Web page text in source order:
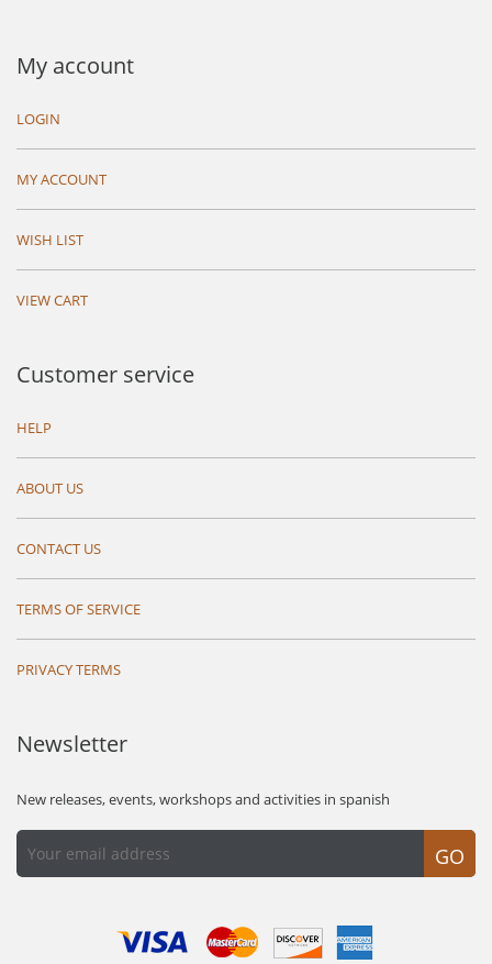
My account
LOGIN
MY ACCOUNT
WISH LIST
VIEW CART
Customer service
HELP
ABOUT US
CONTACT US
TERMS OF SERVICE
PRIVACY TERMS
Newsletter
New releases, events, workshops and activities in spanish
GO